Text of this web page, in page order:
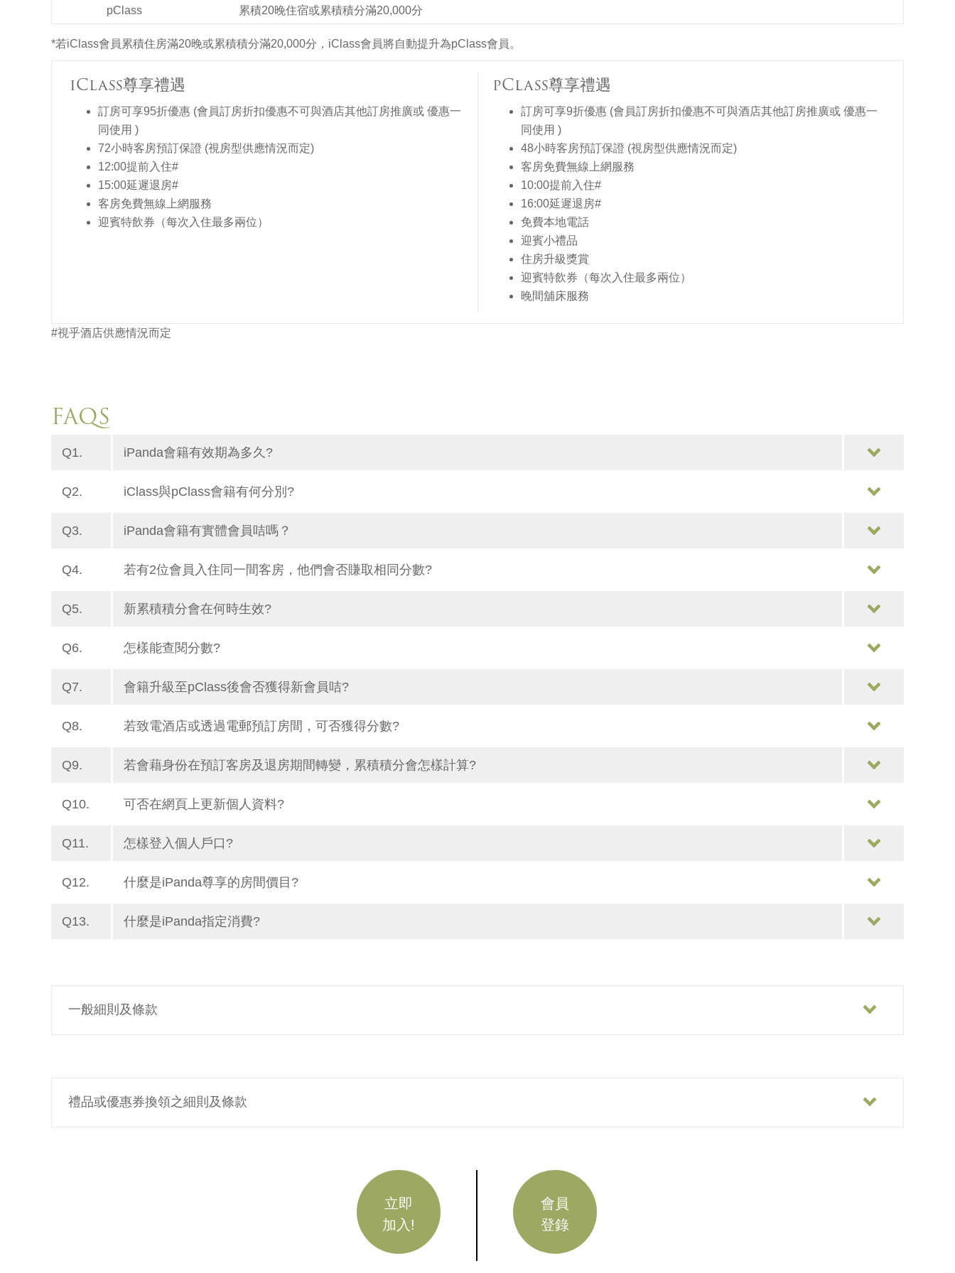
pClass
累積20晚住宿或累積積分滿20,000分
*若iClass會員累積住房滿20晚或累積積分滿20,000分，iClass會員將自動提升為pClass會員。
iClass尊享禮遇
訂房可享95折優惠 (會員訂房折扣優惠不可與酒店其他訂房推廣或 優惠一
同使用 )
72小時客房預訂保證 (視房型供應情況而定)
12:00提前入住#
15:00延遲退房#
客房免費無線上網服務
迎賓特飲券（每次入住最多兩位）
pClass尊享禮遇
訂房可享9折優惠 (會員訂房折扣優惠不可與酒店其他訂房推廣或 優惠一
同使用 )
48小時客房預訂保證 (視房型供應情況而定)
客房免費無線上網服務
10:00提前入住#
16:00延遲退房#
免費本地電話
迎賓小禮品
住房升級獎賞
迎賓特飲券（每次入住最多兩位）
晚間舖床服務
#視乎酒店供應情況而定
FAQS
Q1. iPanda會籍有效期為多久?
Q2. iClass與pClass會籍有何分別?
Q3. iPanda會籍有實體會員咭嗎？
Q4. 若有2位會員入住同一間客房，他們會否賺取相同分數?
Q5. 新累積積分會在何時生效?
Q6. 怎樣能查閱分數?
Q7. 會籍升級至pClass後會否獲得新會員咭?
Q8. 若致電酒店或透過電郵預訂房間，可否獲得分數?
Q9. 若會藉身份在預訂客房及退房期間轉變，累積積分會怎樣計算?
Q10. 可否在網頁上更新個人資料?
Q11. 怎樣登入個人戶口?
Q12. 什麼是iPanda尊享的房間價目?
Q13. 什麼是iPanda指定消費?
一般細則及條款
禮品或優惠券換領之細則及條款
立即
加入!
會員
登錄